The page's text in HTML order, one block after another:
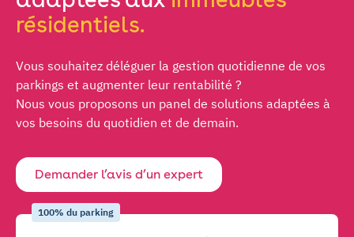
résidentiels.
Vous souhaitez déléguer la gestion quotidienne de vos
parkings et augmenter leur rentabilité ?
Nous vous proposons un panel de solutions adaptées à
vos besoins du quotidien et de demain.
Demander l’avis d’un expert
100% du parking